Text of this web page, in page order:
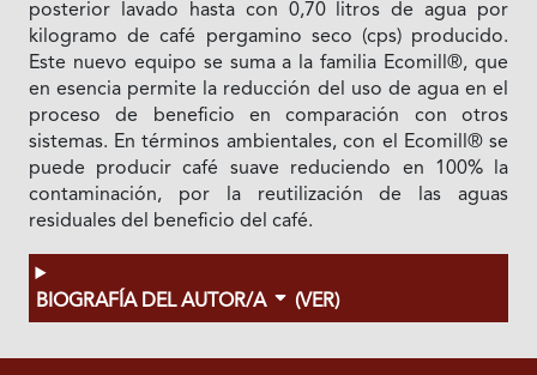
posterior lavado hasta con 0,70 litros de agua por
kilogramo de café pergamino seco (cps) producido.
Este nuevo equipo se suma a la familia Ecomill®, que
en esencia permite la reducción del uso de agua en el
proceso de beneficio en comparación con otros
sistemas. En términos ambientales, con el Ecomill® se
puede producir café suave reduciendo en 100% la
contaminación, por la reutilización de las aguas
residuales del beneficio del café.
BIOGRAFÍA DEL AUTOR/A (VER)